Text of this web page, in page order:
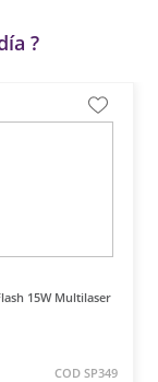
?
COD SP349